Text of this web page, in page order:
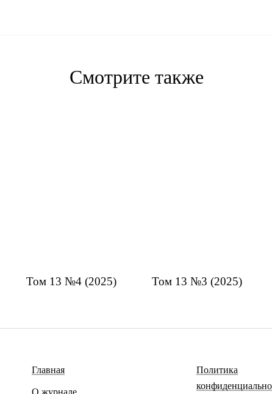
Смотрите также
Том 13 №4 (2025) Том 13 №3 (2025)
Главная
О журнале
Политика